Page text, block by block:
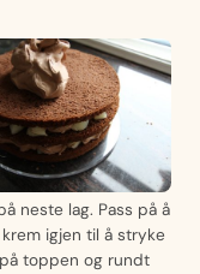
neste lag. Pass på å
krem igjen til å stryke
toppen og rundt